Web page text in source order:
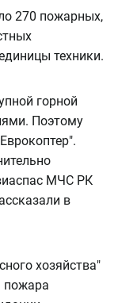
270 пожарных,
техники.
горной
Поэтому
МЧС РК
в
хозяйства"
пожара